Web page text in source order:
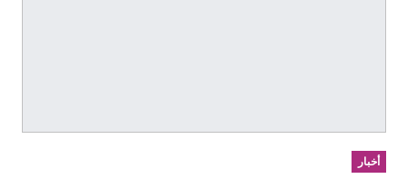
أخبار